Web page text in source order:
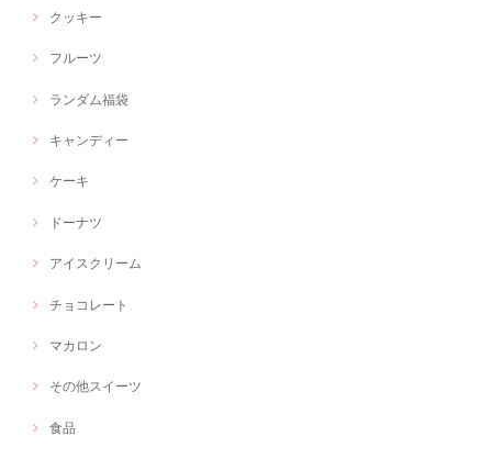
クッキー
フルーツ
ランダム福袋
キャンディー
ケーキ
ドーナツ
アイスクリーム
チョコレート
マカロン
その他スイーツ
食品